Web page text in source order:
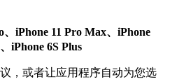
iPhone 11 Pro Max、iPhone
iPhone 6S Plus
，或者让应用程序自动为您选